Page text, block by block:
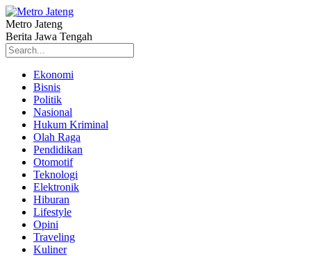
Metro Jateng
Berita Jawa Tengah
Ekonomi
Bisnis
Politik
Nasional
Hukum Kriminal
Olah Raga
Pendidikan
Otomotif
Teknologi
Elektronik
Hiburan
Lifestyle
Opini
Traveling
Kuliner